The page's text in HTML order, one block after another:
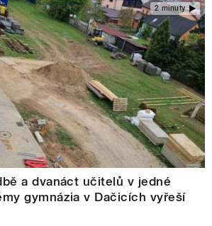
2 minuty
a dvanáct učitelů v jedné
gymnázia v Dačicích vyřeší